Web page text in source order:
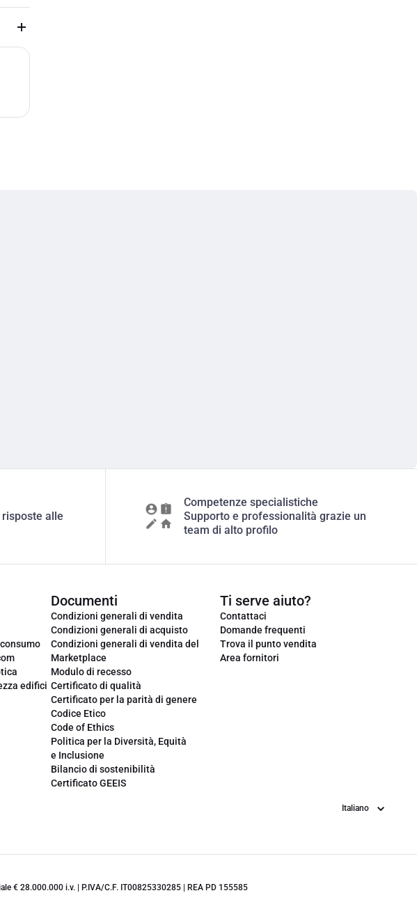
alle
Competenze specialistiche
Supporto e professionalità grazie un
team di alto profilo
edifici
Documenti
Condizioni generali di vendita
Condizioni generali di acquisto
Condizioni generali di vendita del
Marketplace
Modulo di recesso
Certificato di qualità
Certificato per la parità di genere
Codice Etico
Code of Ethics
Politica per la Diversità, Equità
e Inclusione
Bilancio di sostenibilità
Certificato GEEIS
Ti serve aiuto?
Contattaci
Domande frequenti
Trova il punto vendita
Area fornitori
Lingua
€ 28.000.000 i.v. | P.IVA/C.F. IT00825330285 | REA PD 155585